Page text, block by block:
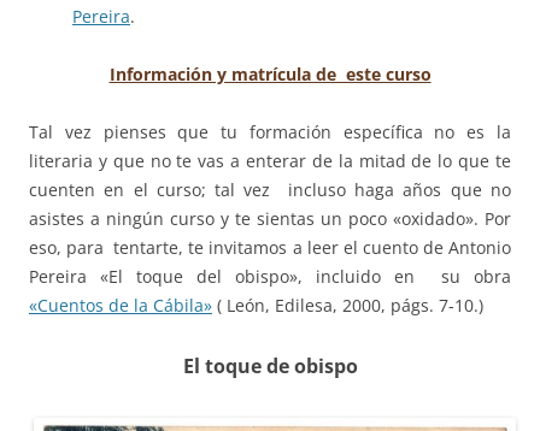
Pereira.
Información y matrícula de este curso
Tal vez pienses que tu formación específica no es la
literaria y que no te vas a enterar de la mitad de lo que te
cuenten en el curso; tal vez incluso haga años que no
asistes a ningún curso y te sientas un poco «oxidado». Por
eso, para tentarte, te invitamos a leer el cuento de Antonio
Pereira «El toque del obispo», incluido en su obra
«Cuentos de la Cábila» ( León, Edilesa, 2000, págs. 7-10.)
El toque de obispo